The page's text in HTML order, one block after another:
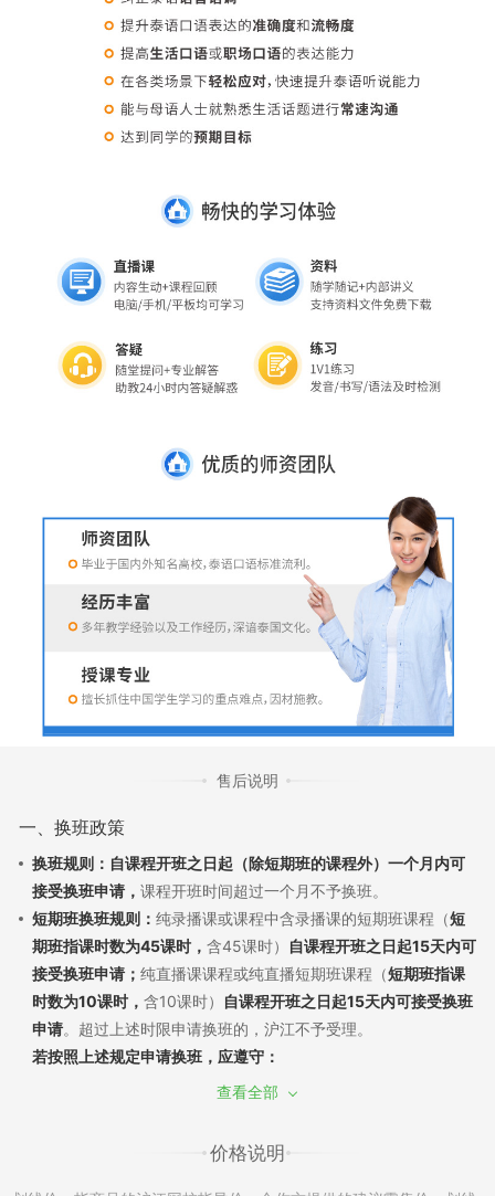
售后说明
一、换班政策
换班规则：自课程开班之日起（除短期班的课程外）一个月内可
接受换班申请， 课程开班时间超过一个月不予换班。
短期班换班规则： 纯录播课或课程中含录播课的短期班课程（短
期班指课时数为45课时， 含45课时）
自课程开班之日起15天内可
接受换班申请； 纯直播课课程或纯直播短期班课程（短期班指课
时数为10课时， 含10课时）
自课程开班之日起15天内可接受换班
申请。超过上述时限申请换班的，沪江不予受理。
若按照上述规定申请换班，应遵守：
（1）换班需经过学员申请和沪江审批，换班差价需遵循现行售后
录，可申请换班至该课程的其他班级，差价不退不补。
查看全部
价格说明